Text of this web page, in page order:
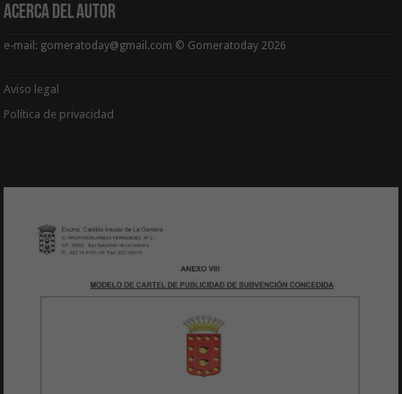
Acerca del Autor
e-mail: gomeratoday@gmail.com © Gomeratoday 2026
Aviso legal
Política de privacidad